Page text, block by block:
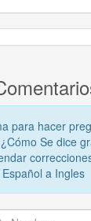
para hacer
Se dice
a Ingles